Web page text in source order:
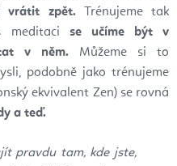
vrátit zpět. Trénujeme tak
meditaci se učíme být v
v něm. Můžeme si to
podobně jako trénujeme
ekvivalent Zen) se rovná
a teď.
pravdu tam, kde jste,